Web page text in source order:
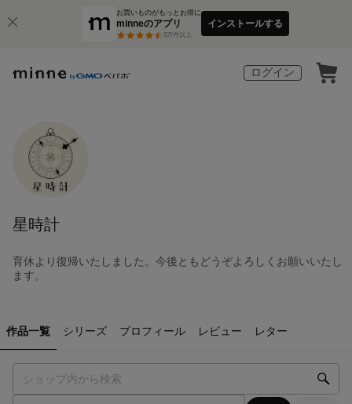
お買いものがもっとお得に
minneのアプリ
3万件以上
インストールする
ログイン
星時計
育休より復帰いたしました。今後ともどうぞよろしくお願いいたし
ます。
作品一覧 シリーズ プロフィール レビュー レター